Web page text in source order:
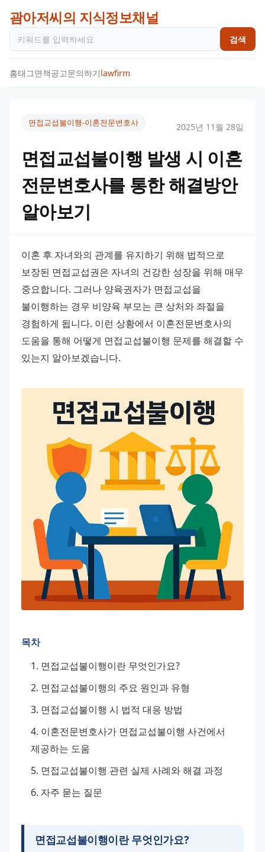
괌아저씨의 지식정보채널
검색
홈태그면책공고문의하기lawfirm
면접교섭불이행-이혼전문변호사 2025년 11월 28일
면접교섭불이행 발생 시 이혼
전문변호사를 통한 해결방안
알아보기
이혼 후 자녀와의 관계를 유지하기 위해 법적으로
보장된 면접교섭권은 자녀의 건강한 성장을 위해 매우
중요합니다. 그러나 양육권자가 면접교섭을
불이행하는 경우 비양육 부모는 큰 상처와 좌절을
경험하게 됩니다. 이런 상황에서 이혼전문변호사의
도움을 통해 어떻게 면접교섭불이행 문제를 해결할 수
있는지 알아보겠습니다.
목차
면접교섭불이행이란 무엇인가요?
면접교섭불이행의 주요 원인과 유형
면접교섭불이행 시 법적 대응 방법
이혼전문변호사가 면접교섭불이행 사건에서
제공하는 도움
면접교섭불이행 관련 실제 사례와 해결 과정
자주 묻는 질문
면접교섭불이행이란 무엇인가요?